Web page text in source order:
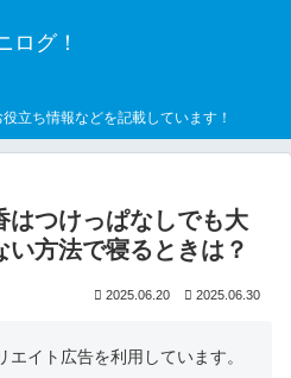
ログ！
立ち情報などを記載しています！
はつけっぱなしでも大
方法で寝るときは？
2025.06.20 2025.06.30
イト広告を利用しています。